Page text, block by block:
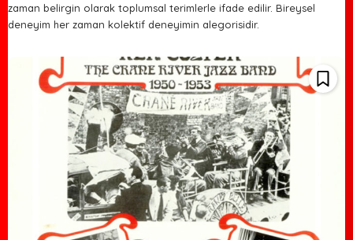
zaman belirgin olarak toplumsal terimlerle ifade edilir. Bireysel
deneyim her zaman kolektif deneyimin alegorisidir.